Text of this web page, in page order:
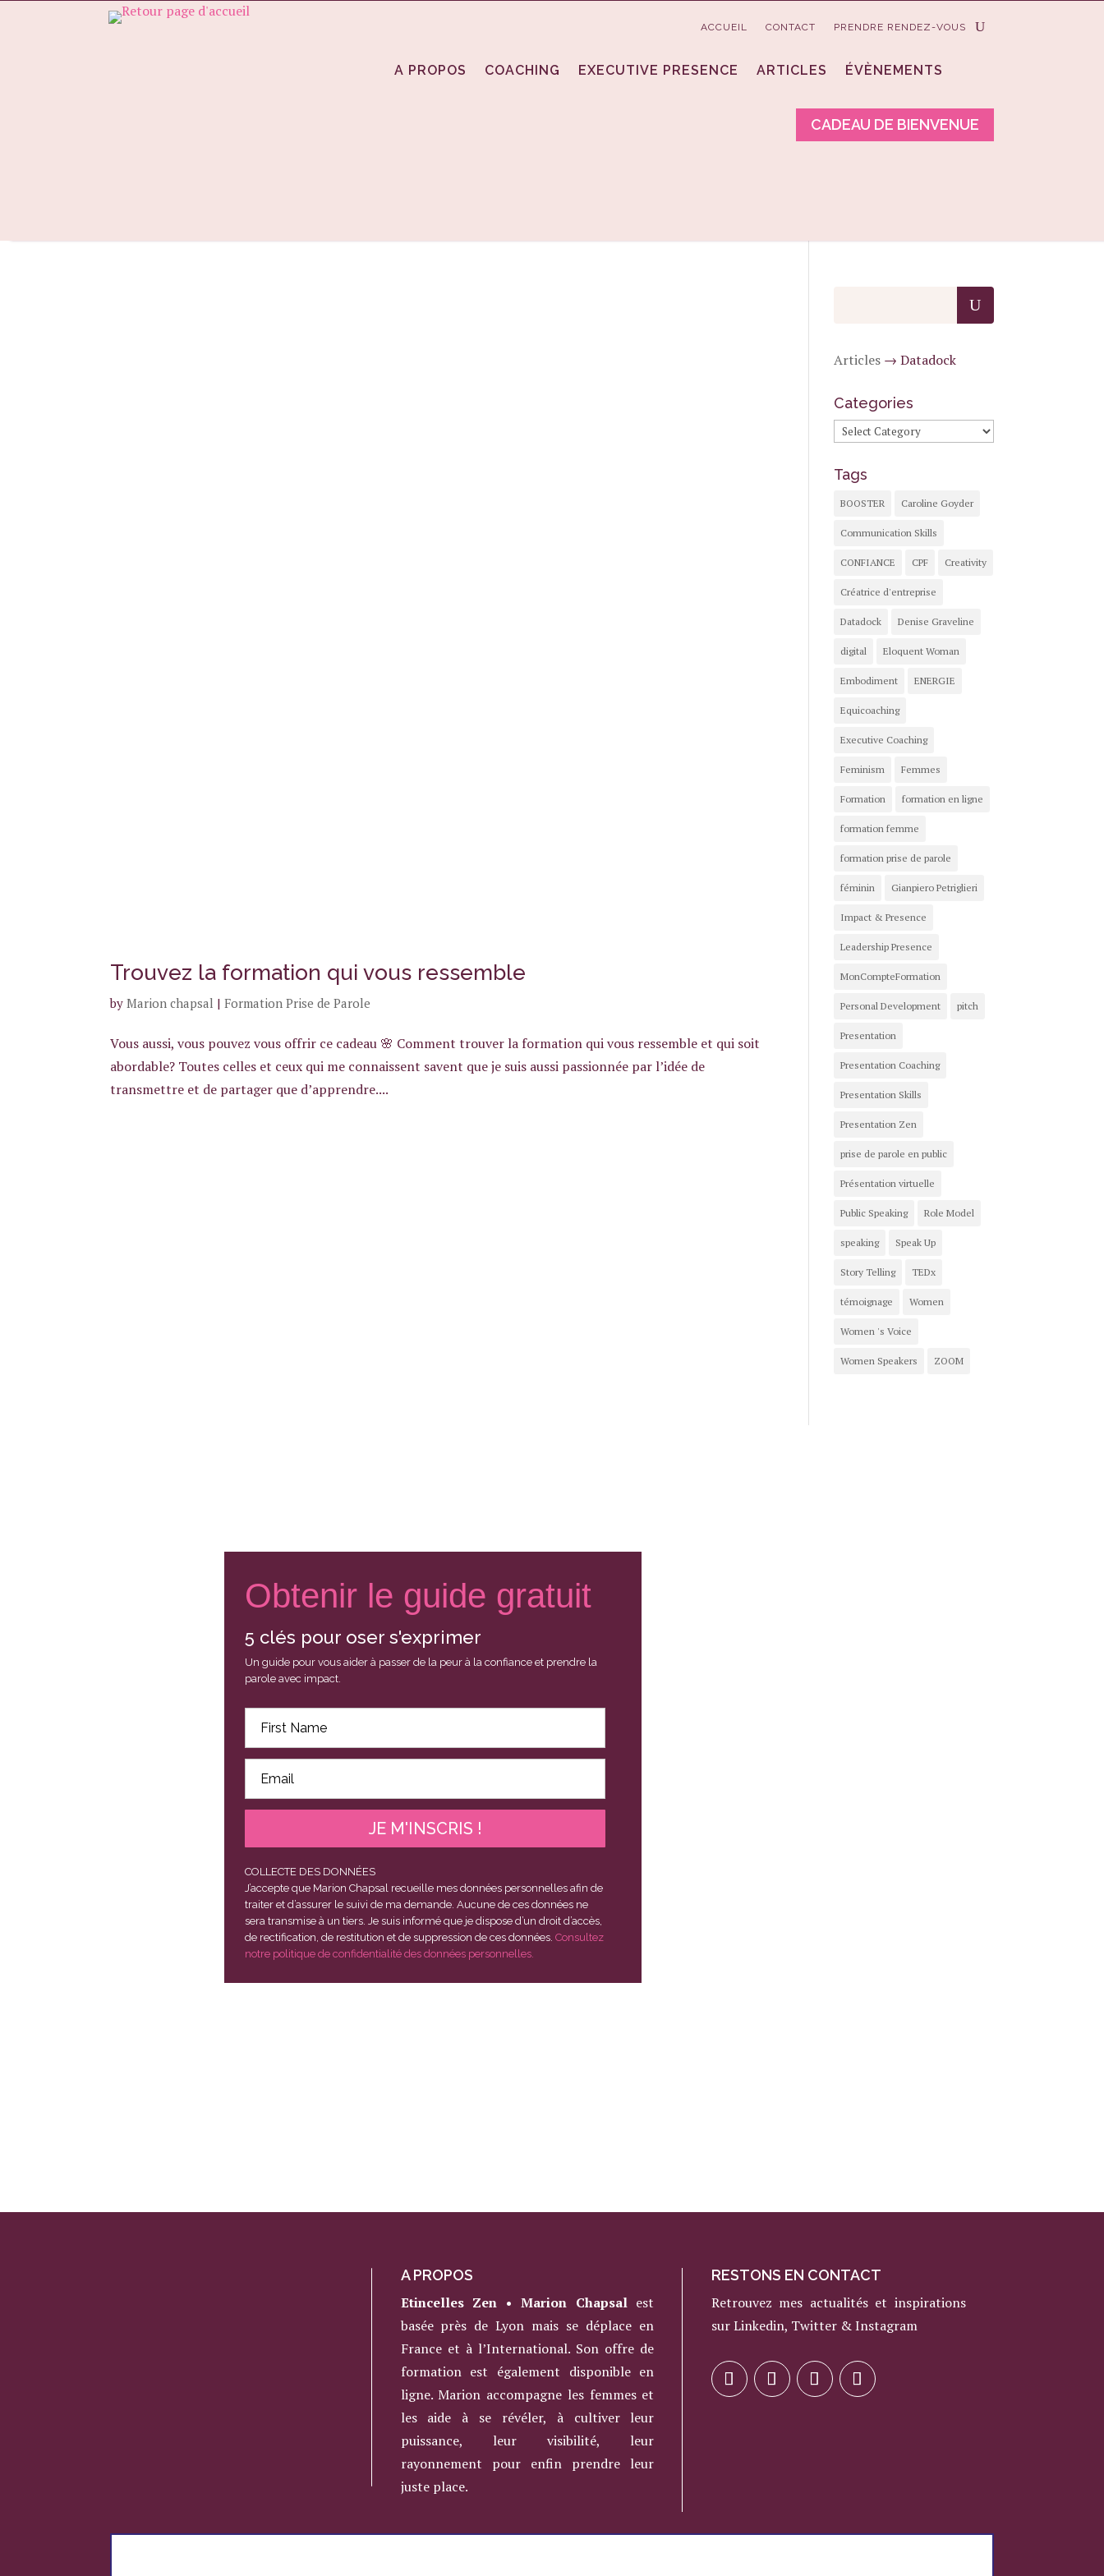
ACCUEIL CONTACT PRENDRE RENDEZ-VOUS
A PROPOS COACHING EXECUTIVE PRESENCE ARTICLES ÉVÈNEMENTS
CADEAU DE BIENVENUE
Trouvez la formation qui vous ressemble
byMarion chapsal |Formation Prise de Parole
Vous aussi, vous pouvez vous offrir ce cadeau 🌸 Comment trouver la formation qui vous ressemble et qui soit
abordable? Toutes celles et ceux qui me connaissent savent que je suis aussi passionnée par l’idée de
transmettre et de partager que d’apprendre....
Articles →Datadock
Categories
Categories
Tags
BOOSTER Caroline Goyder
Communication Skills
CONFIANCE CPF Creativity
Créatrice d'entreprise
Datadock Denise Graveline
digital Eloquent Woman
Embodiment ENERGIE
Equicoaching
Executive Coaching
Feminism Femmes
Formation formation en ligne
formation femme
formation prise de parole
féminin Gianpiero Petriglieri
Impact & Presence
Leadership Presence
MonCompteFormation
Personal Development pitch
Presentation
Presentation Coaching
Presentation Skills
Presentation Zen
prise de parole en public
Présentation virtuelle
Public Speaking Role Model
speaking Speak Up
Story Telling TEDx
témoignage Women
Women 's Voice
Women Speakers ZOOM
Obtenir le guide gratuit
5 clés pour oser s'exprimer
Un guide pour vous aider à passer de la peur à la confiance et prendre la
parole avec impact.
JE M'INSCRIS !
COLLECTE DES DONNÉES
J’accepte que Marion Chapsal recueille mes données personnelles afin de
traiter et d’assurer le suivi de ma demande. Aucune de ces données ne
sera transmise à un tiers. Je suis informé que je dispose d’un droit d’accès,
de rectification, de restitution et de suppression de ces données. Consultez
notre politique de confidentialité des données personnelles.
A PROPOS
Etincelles Zen • Marion Chapsalest
basée près de Lyon mais se déplace en
France et à l’International. Son offre de
formation est également disponible en
ligne. Marion accompagne les femmes et
les aide à se révéler, à cultiver leur
puissance, leur visibilité, leur
rayonnement pour enfin prendre leur
juste place.
RESTONS EN CONTACT
Retrouvez mes actualités et inspirations
sur Linkedin, Twitter & Instagram